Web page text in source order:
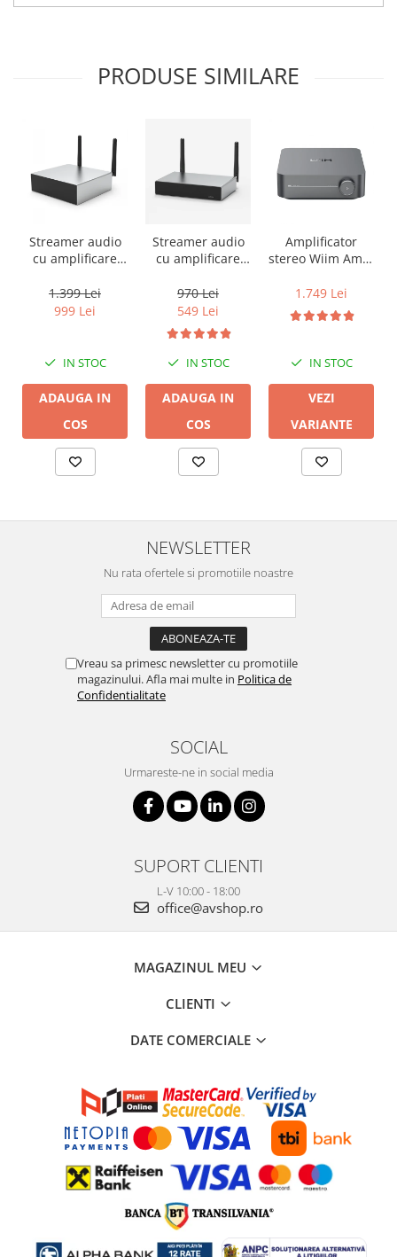
PRODUSE SIMILARE
Streamer audio
cu amplificare
A50+, LAN /Wi-Fi
/Bluetooth,
1.399 Lei
999 Lei
IN STOC
ADAUGA IN
COS
Streamer audio
cu amplificare
A30+, LAN /Wi-Fi
/Bluetooth,
24bit/192kHz,
Multiroom
970 Lei
549 Lei
IN STOC
ADAUGA IN
COS
Amplificator
stereo Wiim Amp,
2, Spotify, Tidal,
Chromecast,
HDMI & Voice
1.749 Lei
IN STOC
VEZI
VARIANTE
NEWSLETTER
Nu rata ofertele si promotiile noastre
Vreau sa primesc newsletter cu promotiile
magazinului. Afla mai multe in Politica de
Confidentialitate
SOCIAL
Urmareste-ne in social media
SUPORT CLIENTI
L-V 10:00 - 18:00
office@avshop.ro
MAGAZINUL MEU
CLIENTI
DATE COMERCIALE